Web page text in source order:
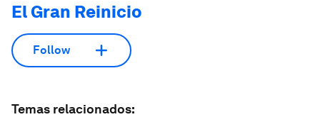
El Gran Reinicio
Follow
Temas relacionados: